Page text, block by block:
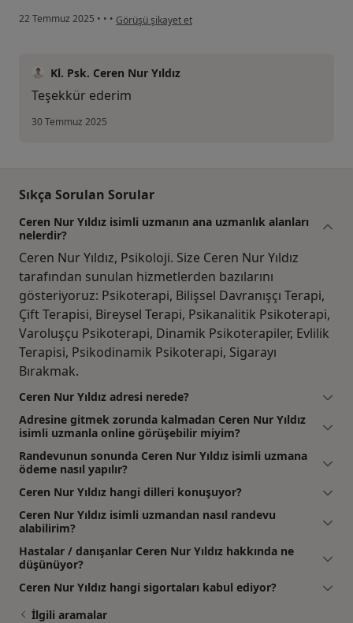
22 Temmuz 2025 • • • kullanıcının görüşüne göre s.....
Görüşü şikayet et
Kl. Psk. Ceren Nur Yıldız
Teşekkür ederim
30 Temmuz 2025
Sıkça Sorulan Sorular
Ceren Nur Yıldız isimli uzmanın ana uzmanlık alanları
nelerdir?
Ceren Nur Yıldız, Psikoloji. Size Ceren Nur Yıldız
tarafından sunulan hizmetlerden bazılarını
gösteriyoruz: Psikoterapi, Bilişsel Davranışçı Terapi,
Çift Terapisi, Bireysel Terapi, Psikanalitik Psikoterapi,
Varoluşçu Psikoterapi, Dinamik Psikoterapiler, Evlilik
Terapisi, Psikodinamik Psikoterapi, Sigarayı
Bırakmak.
Ceren Nur Yıldız adresi nerede?
Adresine gitmek zorunda kalmadan Ceren Nur Yıldız
isimli uzmanla online görüşebilir miyim?
Randevunun sonunda Ceren Nur Yıldız isimli uzmana
ödeme nasıl yapılır?
Ceren Nur Yıldız hangi dilleri konuşuyor?
Ceren Nur Yıldız isimli uzmandan nasıl randevu
alabilirim?
Hastalar / danışanlar Ceren Nur Yıldız hakkında ne
düşünüyor?
Ceren Nur Yıldız hangi sigortaları kabul ediyor?
İlgili aramalar